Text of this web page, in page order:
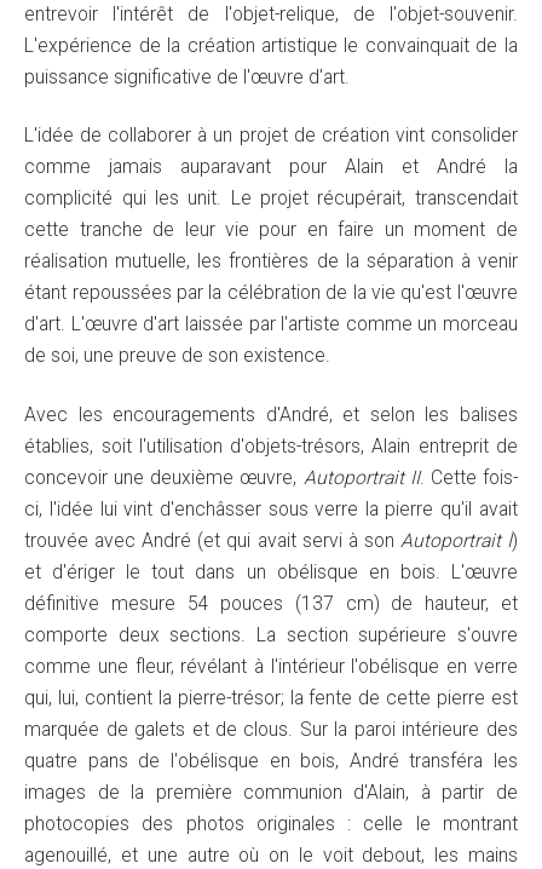
entrevoir l'intérêt de l'objet-relique, de l'objet-souvenir.
L'expérience de la création artistique le convainquait de la
puissance significative de l'œuvre d'art.
L'idée de collaborer à un projet de création vint consolider
comme jamais auparavant pour Alain et André la
complicité qui les unit. Le projet récupérait, transcendait
cette tranche de leur vie pour en faire un moment de
réalisation mutuelle, les frontières de la séparation à venir
étant repoussées par la célébration de la vie qu'est l'œuvre
d'art. L'œuvre d'art laissée par l'artiste comme un morceau
de soi, une preuve de son existence.
Avec les encouragements d'André, et selon les balises
établies, soit l'utilisation d'objets-trésors, Alain entreprit de
concevoir une deuxième œuvre, Autoportrait II. Cette fois-
ci, l'idée lui vint d'enchâsser sous verre la pierre qu'il avait
trouvée avec André (et qui avait servi à son Autoportrait I)
et d'ériger le tout dans un obélisque en bois. L'œuvre
définitive mesure 54 pouces (137 cm) de hauteur, et
comporte deux sections. La section supérieure s'ouvre
comme une fleur, révélant à l'intérieur l'obélisque en verre
qui, lui, contient la pierre-trésor; la fente de cette pierre est
marquée de galets et de clous. Sur la paroi intérieure des
quatre pans de l'obélisque en bois, André transféra les
images de la première communion d'Alain, à partir de
photocopies des photos originales : celle le montrant
agenouillé, et une autre où on le voit debout, les mains